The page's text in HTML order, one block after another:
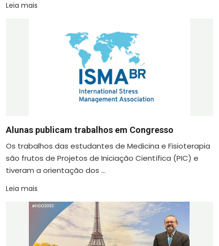
Leia mais
Alunas publicam trabalhos em Congresso
Os trabalhos das estudantes de Medicina e Fisioterapia
são frutos de Projetos de Iniciação Científica (PIC) e
tiveram a orientação dos ...
Leia mais